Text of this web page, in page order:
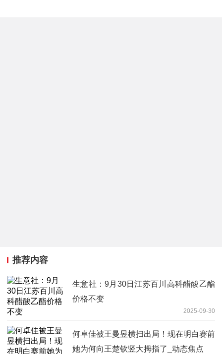
推荐内容
生意社：9月30日江苏百川高科醋酸乙酯
价格不变
2025-09-30
何卓佳被王曼昱横扫出局！现在明白赛前
她为何向王楚钦竖大拇指了_动态焦点